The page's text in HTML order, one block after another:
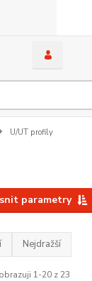
U/UT profily
parametry
Nejdražší
1-20 z 23